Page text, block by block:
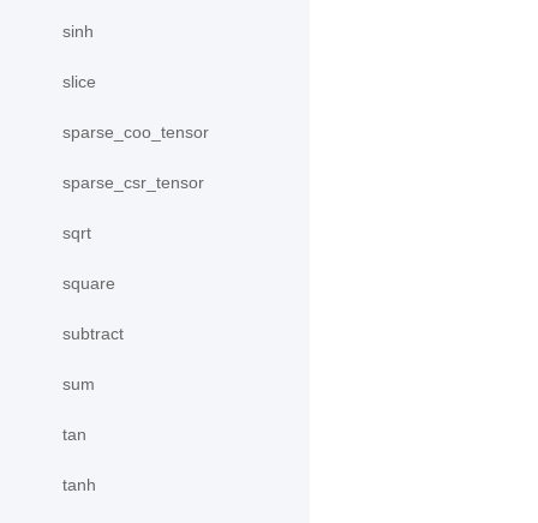
sinh
slice
sparse_coo_tensor
sparse_csr_tensor
sqrt
square
subtract
sum
tan
tanh